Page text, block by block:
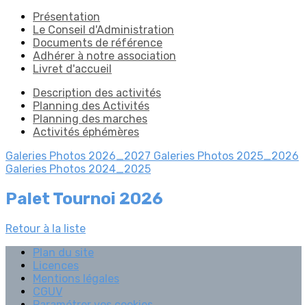
Présentation
Le Conseil d'Administration
Documents de référence
Adhérer à notre association
Livret d'accueil
Description des activités
Planning des Activités
Planning des marches
Activités éphémères
Galeries Photos 2026_2027 Galeries Photos 2025_2026
Galeries Photos 2024_2025
Palet Tournoi 2026
Retour à la liste
Plan du site
Licences
Mentions légales
CGUV